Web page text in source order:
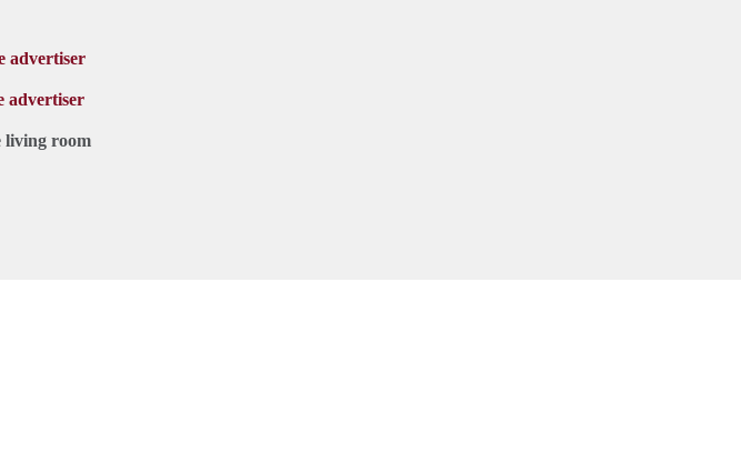
advertiser
advertiser
living room